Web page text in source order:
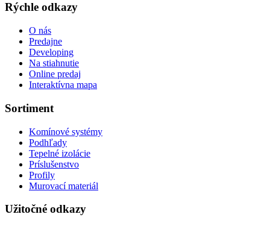
Rýchle odkazy
O nás
Predajne
Developing
Na stiahnutie
Online predaj
Interaktívna mapa
Sortiment
Komínové systémy
Podhľady
Tepelné izolácie
Príslušenstvo
Profily
Murovací materiál
Užitočné odkazy